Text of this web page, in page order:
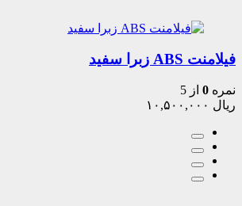
فیلامنت ABS زبرا سفید
نمره 0 از 5
ریال